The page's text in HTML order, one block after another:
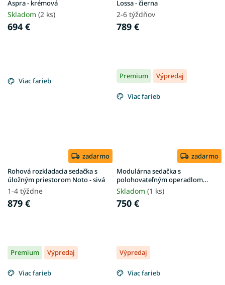
Aspra - krémová
Skladom (2 ks)
694 €
Lossa - čierna
2-6 týždňov
789 €
Viac farieb
zadarmo
Rohová rozkladacia sedačka s
úložným priestorom Noto - sivá
1-4 týždne
879 €
Premium Výpredaj
Viac farieb
zadarmo
Modulárna sedačka s
polohovateľným operadlom
MODULO - L
Skladom (1 ks)
750 €
Premium Výpredaj
Viac farieb
Výpredaj
Viac farieb